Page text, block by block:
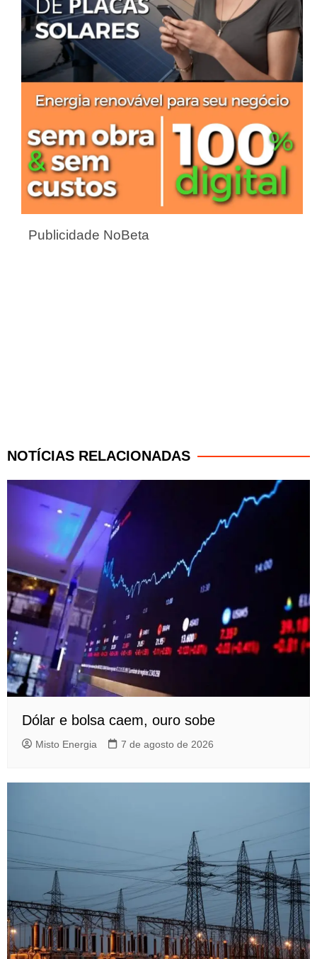
Publicidade NoBeta
NOTÍCIAS RELACIONADAS
Dólar e bolsa caem, ouro sobe
Misto Energia 7 de agosto de 2026